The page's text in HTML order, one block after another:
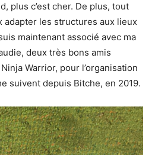
plus c’est cher. De plus, tout
adapter les structures aux lieux
maintenant associé avec ma
deux très bons amis
Warrior, pour l’organisation
suivent depuis Bitche, en 2019.